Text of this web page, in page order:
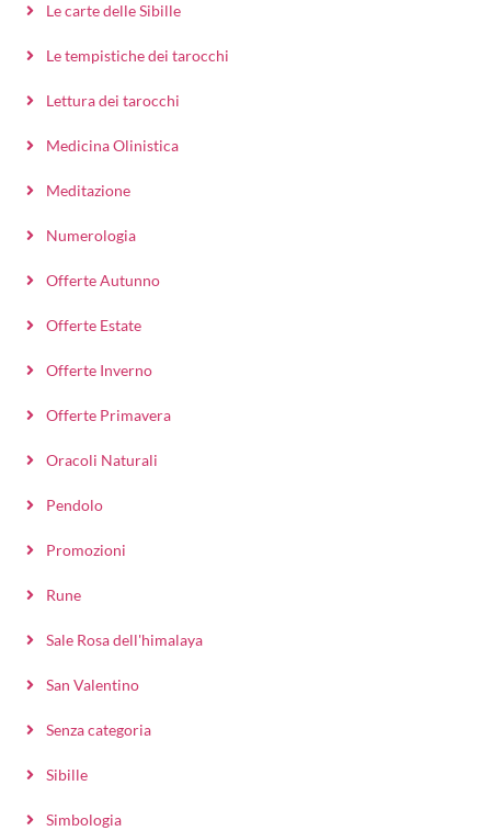
Le carte delle Sibille
Le tempistiche dei tarocchi
Lettura dei tarocchi
Medicina Olinistica
Meditazione
Numerologia
Offerte Autunno
Offerte Estate
Offerte Inverno
Offerte Primavera
Oracoli Naturali
Pendolo
Promozioni
Rune
Sale Rosa dell'himalaya
San Valentino
Senza categoria
Sibille
Simbologia